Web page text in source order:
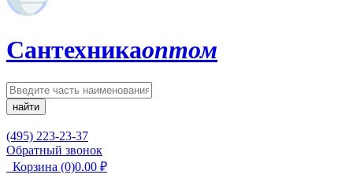
Сантехникаоптом
найти
(495) 223-23-37
Обратный звонок
Корзина (0)0.00 ₽